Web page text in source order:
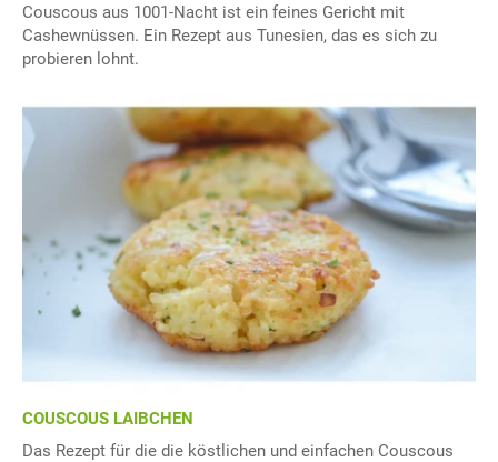
Couscous aus 1001-Nacht ist ein feines Gericht mit
Cashewnüssen. Ein Rezept aus Tunesien, das es sich zu
probieren lohnt.
COUSCOUS LAIBCHEN
Das Rezept für die die köstlichen und einfachen Couscous